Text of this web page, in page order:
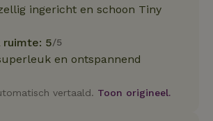
ingericht en schoon Tiny
ruimte: 5/5
en ontspannend
vertaald. Toon origineel.